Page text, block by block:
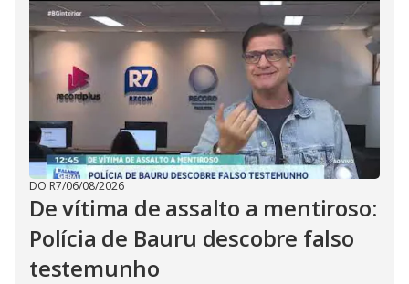
DO R7/06/08/2026
De vítima de assalto a mentiroso:
Polícia de Bauru descobre falso
testemunho